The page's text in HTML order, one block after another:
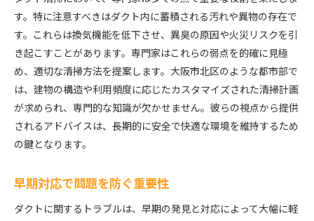
す。特に注意すべきはダクト内に蓄積される汚れや異物の存在で
す。これらは換気機能を低下させ、異臭の原因や火災リスクを引
き起こすことがあります。専門家はこれらの弱点を的確に見極
め、適切な清掃方法を提案します。大阪市北区のような都市部で
は、建物の構造や利用頻度に応じたカスタマイズされた清掃計画
が求められ、専門的な知識が欠かせません。彼らの視点から提供
されるアドバイスは、長期的に安全で快適な環境を維持するため
の鍵となります。
早期対応で問題を防ぐ重要性
ダクトに関するトラブルは、早期の発見と対応によって大幅に軽